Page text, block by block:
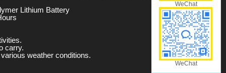
Lithium Battery
carry.
weather conditions.
WeChat
WeChat